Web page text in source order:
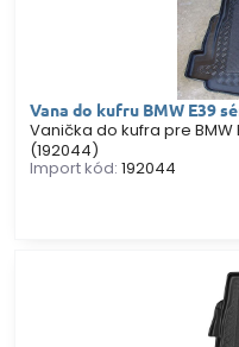
Vana do kufru BMW E39
Vanička do kufra pre BMW
(192044)
Import kód: 192044